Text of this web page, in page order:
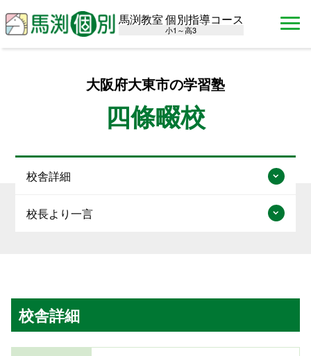
馬渕教室 個別指導コース
小1～高3
大阪府大東市の学習塾
四條畷校
校舎詳細
校長より一言
校舎詳細